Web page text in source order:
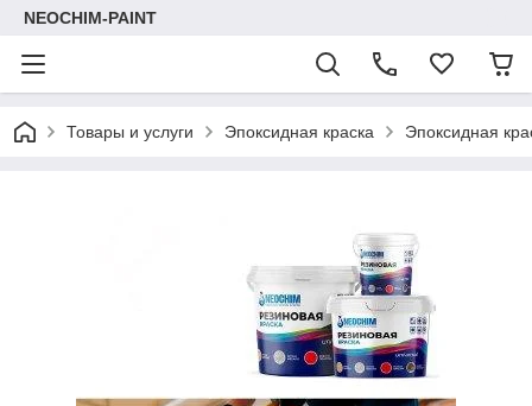
NEOCHIM-PAINT
Товары и услуги Эпоксидная краска Эпоксидная